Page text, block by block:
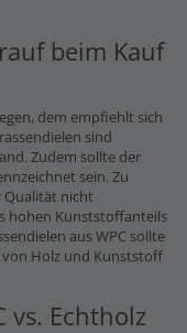
beim Kauf
dem empfiehlt sich
sind
Zudem sollte der
sein. Zu
Qualität nicht
hohen Kunststoffanteils
aus WPC sollte
von Holz und Kunststoff
vs. Echtholz